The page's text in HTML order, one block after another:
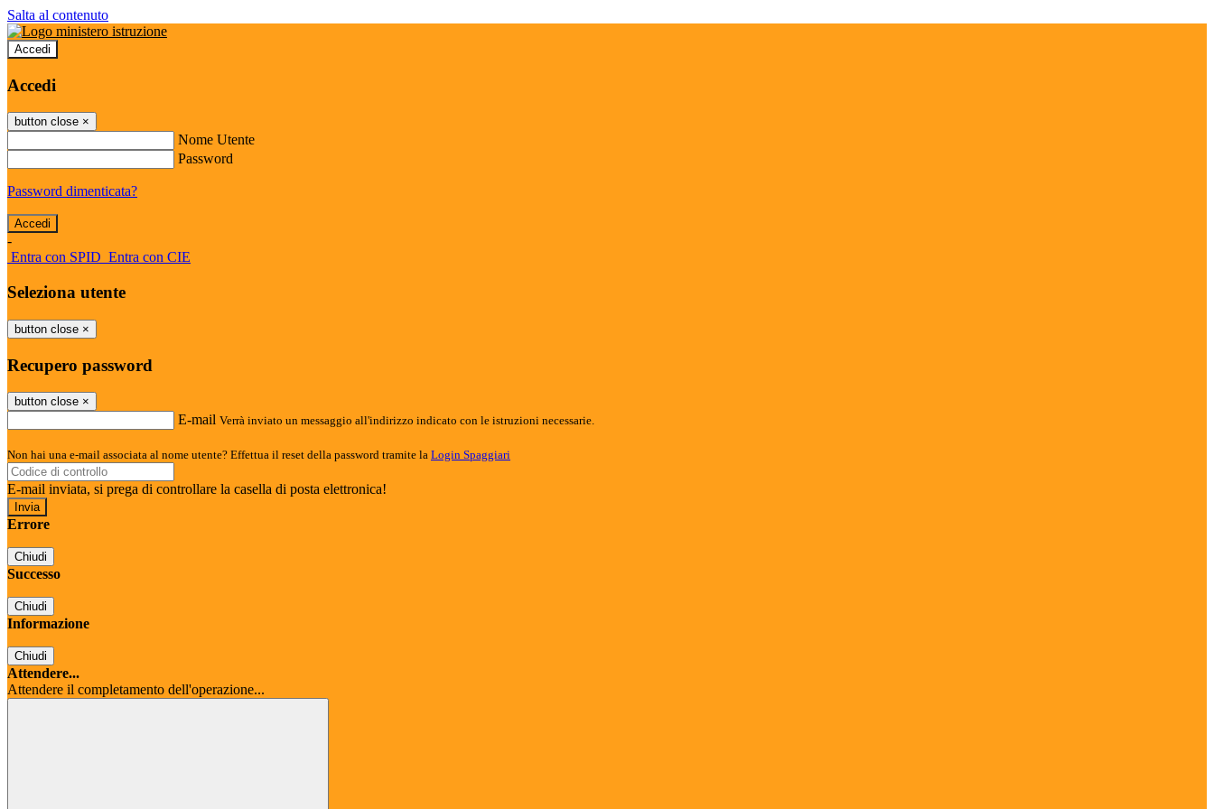
Salta al contenuto
Accedi
Accedi
button close ×
Nome Utente
Password
Password dimenticata?
-
Entra con SPID Entra con CIE
Seleziona utente
button close ×
Recupero password
button close ×
E-mail Verrà inviato un messaggio all'indirizzo indicato con le istruzioni necessarie.
Non hai una e-mail associata al nome utente? Effettua il reset della password tramite la Login Spaggiari
E-mail inviata, si prega di controllare la casella di posta elettronica!
Errore
Chiudi
Successo
Chiudi
Informazione
Chiudi
Attendere...
Attendere il completamento dell'operazione...